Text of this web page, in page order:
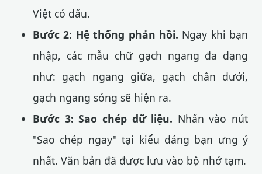
Việt có dấu.
Bước 2: Hệ thống phản hồi. Ngay khi bạn
nhập, các mẫu chữ gạch ngang đa dạng
như: gạch ngang giữa, gạch chân dưới,
gạch ngang sóng sẽ hiện ra.
Bước 3: Sao chép dữ liệu. Nhấn vào nút
"Sao chép ngay" tại kiểu dáng bạn ưng ý
nhất. Văn bản đã được lưu vào bộ nhớ tạm.